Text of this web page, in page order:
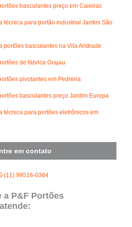
basculantes preço em Caieiras
técnica para portão industrial Jardim São
portões basculantes na Vila Andrade
de fábrica Grajau
pivotantes em Pedreira
basculantes preço Jardim Europa
técnica para portões eletrônicos em
em contato
(11) 99516-0364
a P&F Portões